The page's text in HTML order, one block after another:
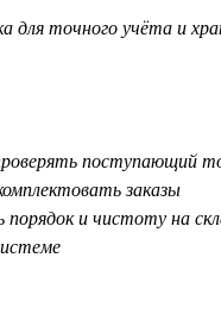
для точного учёта и
поступающий
заказы
и чистоту на